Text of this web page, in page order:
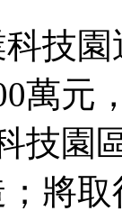
園
萬元
技園
將